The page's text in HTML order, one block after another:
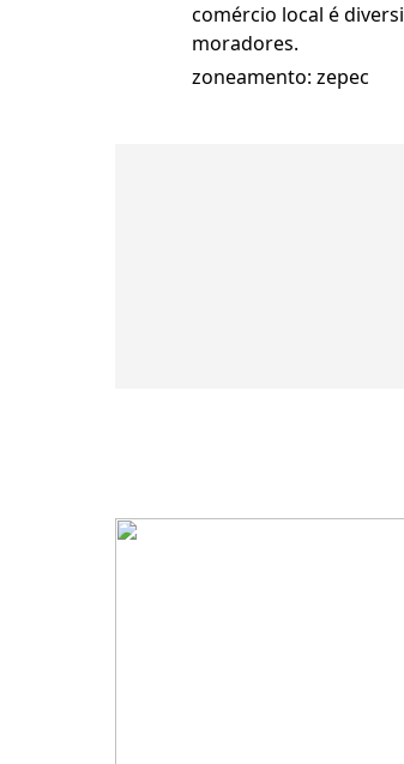
comércio local é
moradores.
zoneamento: zepec